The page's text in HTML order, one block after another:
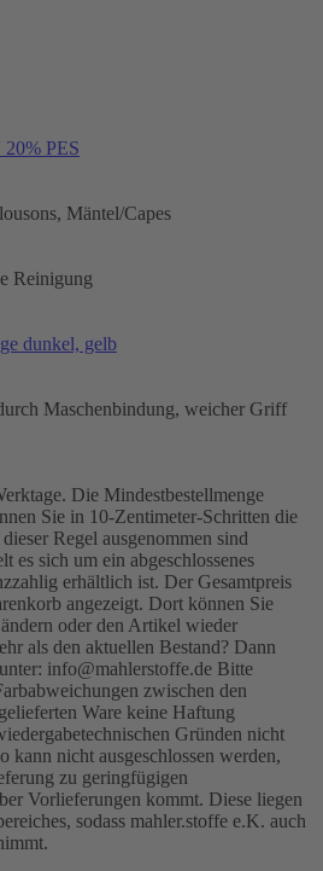
PES
Mäntel/Capes
Reinigung
dunkel, gelb
Maschenbindung, weicher Griff
Die Mindestbestellmenge
Sie in 10-Zentimeter-Schritten die
Regel ausgenommen sind
es sich um ein abgeschlossenes
erhältlich ist. Der Gesamtpreis
angezeigt. Dort können Sie
oder den Artikel wieder
als den aktuellen Bestand? Dann
info@mahlerstoffe.de Bitte
zwischen den
Ware keine Haftung
Gründen nicht
kann nicht ausgeschlossen werden,
zu geringfügigen
Vorlieferungen kommt. Diese liegen
sodass mahler.stoffe e.K. auch